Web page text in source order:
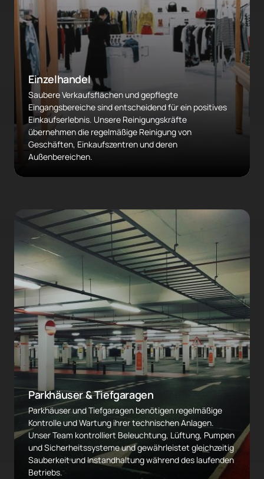
Einzelhandel
Saubere Verkaufsflächen und gepflegte
Eingangsbereiche sind entscheidend für ein positives
Einkaufserlebnis. Unsere Reinigungskräfte
übernehmen die regelmäßige Reinigung von
Geschäften, Einkaufszentren und deren
Außenbereichen.
Parkhäuser & Tiefgaragen
Parkhäuser und Tiefgaragen benötigen regelmäßige
Kontrolle und Wartung ihrer technischen Anlagen.
Unser Team kontrolliert Beleuchtung, Lüftung, Pumpen
und Sicherheitssysteme und gewährleistet gleichzeitig
Sauberkeit und Instandhaltung während des laufenden
Betriebs.